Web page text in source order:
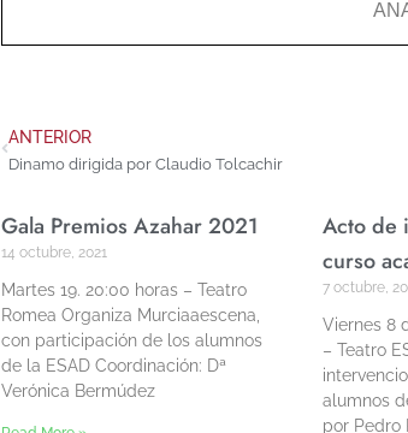
ANTERIOR
Dinamo dirigida por Claudio Tolcachir
Gala Premios Azahar 2021
14 octubre, 2021
Martes 19. 20:00 horas – Teatro
Romea Organiza Murciaaescena,
con participación de los alumnos
de la ESAD Coordinación: Dª
Verónica Bermúdez
Acto de
curso
7 octubre,
Viernes 8
– Teatro
alumnos
por Pedro